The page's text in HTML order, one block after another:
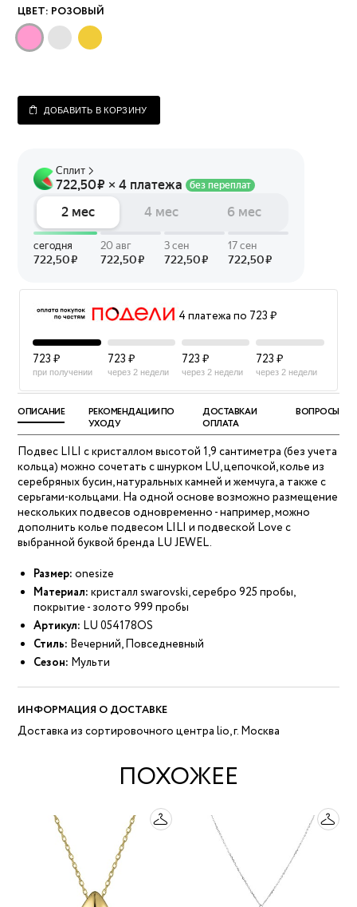
ЦВЕТ: РОЗОВЫЙ
ДОБАВИТЬ В КОРЗИНУ
4 платежа по 723 ₽
723 ₽
при получении
723 ₽
через 2 недели
723 ₽
через 2 недели
723 ₽
через 2 недели
ОПИСАНИЕ
РЕКОМЕНДАЦИИ ПО
УХОДУ
ДОСТАВКА И
ОПЛАТА
ВОПРОСЫ
Подвес LILI с кристаллом высотой 1,9 сантиметра (без учета
кольца) можно сочетать с шнурком LU, цепочкой, колье из
серебряных бусин, натуральных камней и жемчуга, а также с
серьгами-кольцами. На одной основе возможно размещение
нескольких подвесов одновременно - например, можно
дополнить колье подвесом LILI и подвеской Love с
выбранной буквой бренда LU JEWEL.
Размер: onesize
Материал: кристалл swarovski, серебро 925 пробы,
покрытие - золото 999 пробы
Артикул: LU 054178OS
Стиль: Вечерний, Повседневный
Сезон: Мульти
ИНФОРМАЦИЯ О ДОСТАВКЕ
Доставка из сортировочного центра lio, г. Москва
ПОХОЖЕЕ